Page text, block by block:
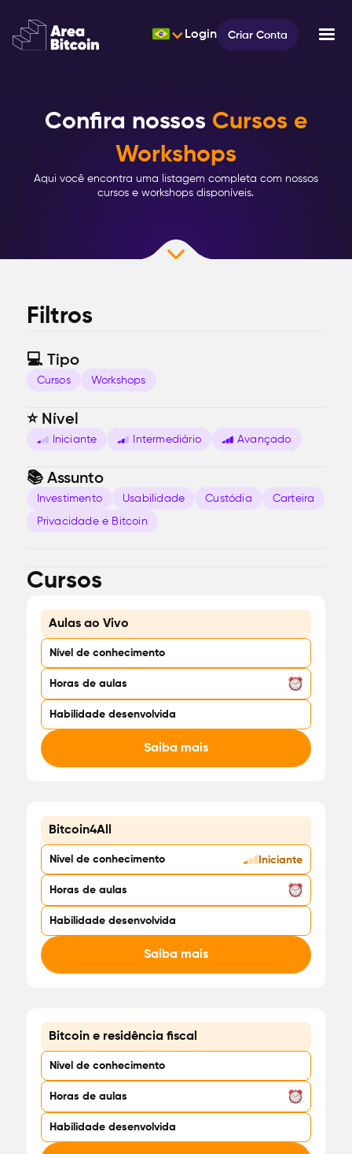
Login Criar Conta
Confira nossos Cursos e
Workshops
Aqui você encontra uma listagem completa com nossos
cursos e workshops disponíveis.
Filtros
💻 Tipo
Cursos Workshops
⭐️ Nível
Iniciante Intermediário Avançado
📚 Assunto
Investimento Usabilidade Custódia Carteira
Privacidade e Bitcoin
Cursos
Aulas ao Vivo
Nível de conhecimento
Horas de aulas
Habilidade desenvolvida
Saiba mais
Bitcoin4All
Nível de conhecimento Iniciante
Horas de aulas
Habilidade desenvolvida
Saiba mais
Bitcoin e residência fiscal
Nível de conhecimento
Horas de aulas
Habilidade desenvolvida